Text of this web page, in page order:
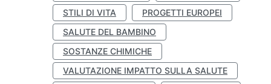
STILI DI VITA
PROGETTI EUROPEI
SALUTE DEL BAMBINO
SOSTANZE CHIMICHE
VALUTAZIONE IMPATTO SULLA SALUTE